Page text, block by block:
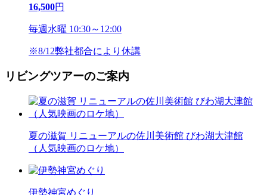
16,500円
毎週水曜 10:30～12:00
※8/12弊社都合により休講
リビングツアーのご案内
夏の滋賀 リニューアルの佐川美術館 びわ湖大津館
（人気映画のロケ地）
伊勢神宮めぐり